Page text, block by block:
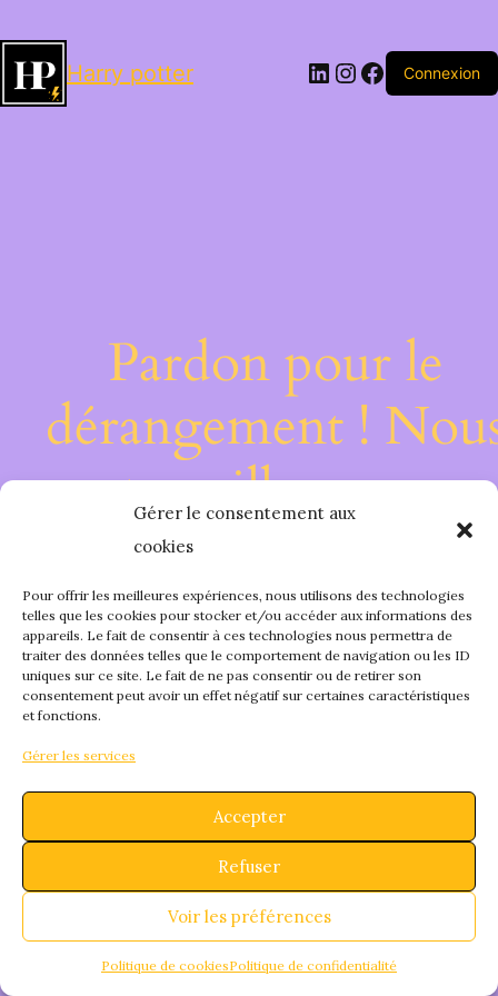
Gérer le consentement aux
cookies
Pour offrir les meilleures expériences, nous utilisons des technologies
telles que les cookies pour stocker et/ou accéder aux informations des
appareils. Le fait de consentir à ces technologies nous permettra de
traiter des données telles que le comportement de navigation ou les ID
uniques sur ce site. Le fait de ne pas consentir ou de retirer son
consentement peut avoir un effet négatif sur certaines caractéristiques
et fonctions.
Gérer les services
Accepter
Refuser
Voir les préférences
Politique de cookiesPolitique de confidentialité
Harry potter LinkedIn
Instagram
Facebook
Connexion
Pardon pour le
dérangement !
travaillons sur
quelque chose de
fantastique –
bientôt !